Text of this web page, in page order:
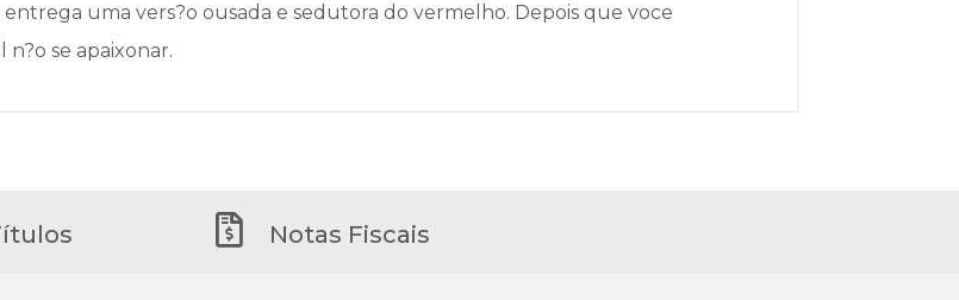
entrega uma vers?o ousada e sedutora do vermelho. Depois que voce
se apaixonar.
Notas Fiscais